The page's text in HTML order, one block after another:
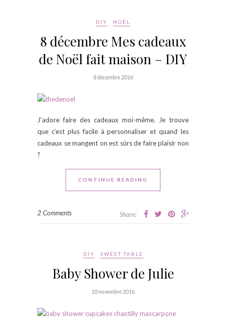
DIY NOËL
8 décembre Mes cadeaux
de Noël fait maison – DIY
8 décembre 2016
J’adore faire des cadeaux moi-même. Je trouve
que c’est plus facile à personnaliser et quand les
cadeaux se mangent on est sûrs de faire plaisir non
?
CONTINUE READING
2 Comments Share:
DIY SWEET TABLE
Baby Shower de Julie
10 novembre 2016